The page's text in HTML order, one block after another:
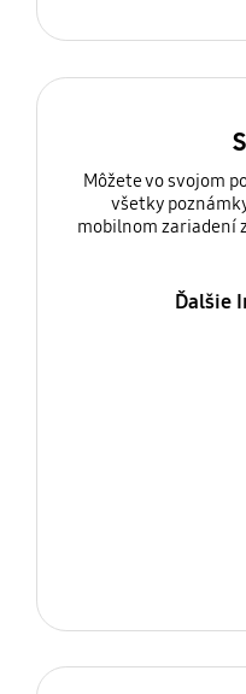
Môžete vo svojom
všetky
mobilnom zariadení
Ďalšie